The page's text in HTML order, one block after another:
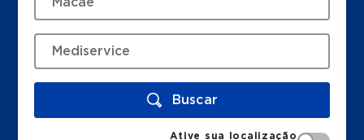
Buscar
Ative sua localização